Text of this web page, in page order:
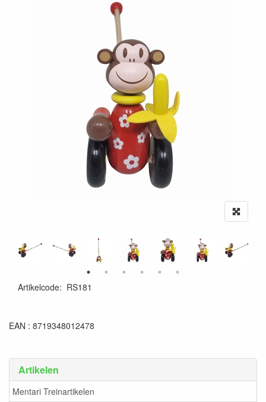
Artikelen
Mentari Treinartikelen
Artikelcode: RS181
EAN : 8719348012478